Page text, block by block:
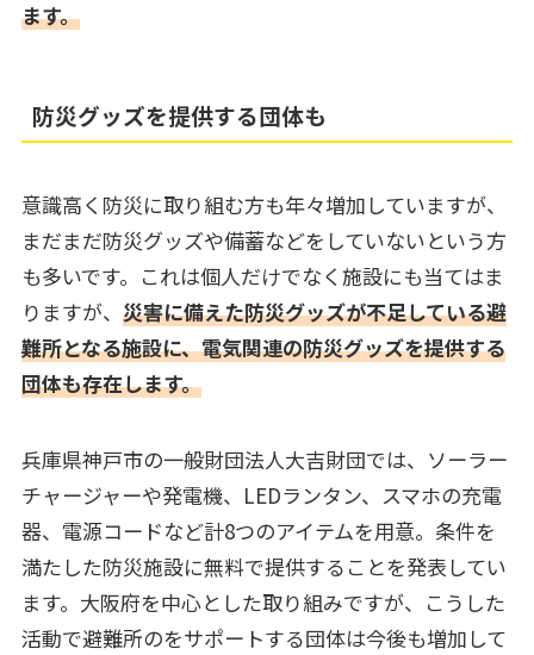
ます。
防災グッズを提供する団体も
意識高く防災に取り組む方も年々増加していますが、
まだまだ防災グッズや備蓄などをしていないという方
も多いです。これは個人だけでなく施設にも当てはま
りますが、 災害に備えた防災グッズが不足している避
難所となる施設に、電気関連の防災グッズを提供する
団体も存在します。
兵庫県神戸市の一般財団法人大吉財団では、ソーラー
チャージャーや発電機、LEDランタン、スマホの充電
器、電源コードなど計8つのアイテムを用意。条件を
満たした防災施設に無料で提供することを発表してい
ます。大阪府を中心とした取り組みですが、こうした
活動で避難所のをサポートする団体は今後も増加して